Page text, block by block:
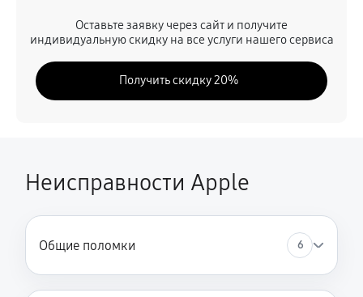
Замена микрофона
1080 руб 60 минут
Замена кнопки включения
Оставьте заявку через сайт и получите
индивидуальную скидку на все услуги нашего сервиса
Получить скидку 20%
Неисправности Apple
Общие поломки 6